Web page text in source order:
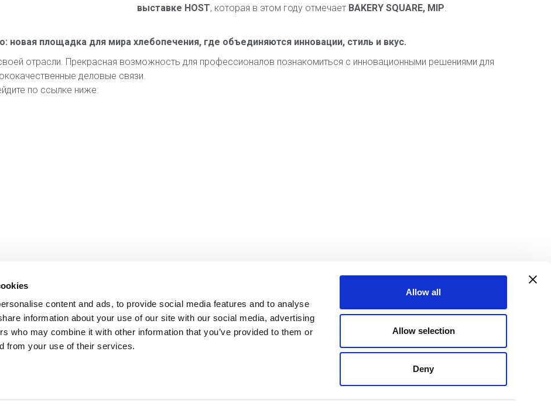
content and ads, to provide social media features and to analyse
information about your use of our site with our social media, advertising
who may combine it with other information that you’ve provided to them or
from your use of their services.
Allow all
Allow selection
Deny
выставке HOST, которая в этом году отмечает BAKERY SQUARE, MIP.
новая площадка для мира хлебопечения, где объединяются инновации, стиль и вкус.
отрасли. Прекрасная возможность для профессионалов познакомиться с инновационными решениями для
деловые связи.
по ссылке ниже:
Где мы находимся
Via Righetto 22-24
Контакты
+39 0424 411267